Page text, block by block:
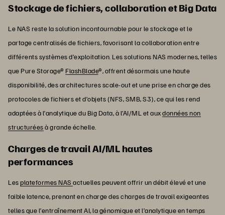
Stockage de fichiers, collaboration et Big Data
Le NAS reste la solution incontournable pour le stockage et le
partage centralisés de fichiers, favorisant la collaboration entre
différents systèmes d’exploitation. Les solutions NAS modernes, telles
que Pure Storage® FlashBlade®, offrent désormais une haute
disponibilité, des architectures scale-out et une prise en charge des
protocoles de fichiers et d’objets (NFS, SMB, S3), ce qui les rend
adaptées à l’analytique du Big Data, à l’AI/ML et auxdonnées non
structuréesà grande échelle.
Charges de travail AI/ML hautes
performances
Lesplateformes NASactuelles peuvent offrir un débit élevé et une
faible latence, prenant en charge des charges de travail exigeantes
telles que l’entraînement AI, la génomique et l’analytique en temps